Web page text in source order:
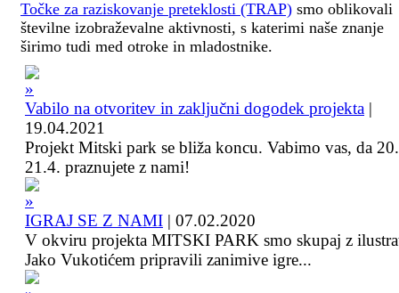
Točke za raziskovanje preteklosti (TRAP) smo oblikovali
številne izobraževalne aktivnosti, s katerimi naše znanje
širimo tudi med otroke in mladostnike.
Vabilo na otvoritev in zaključni dogodek projekta |
19.04.2021
Projekt Mitski park se bliža koncu. Vabimo vas, da
21.4. praznujete z nami!
IGRAJ SE Z NAMI | 07.02.2020
V okviru projekta MITSKI PARK smo skupaj z
Jako Vukotićem pripravili zanimive igre...